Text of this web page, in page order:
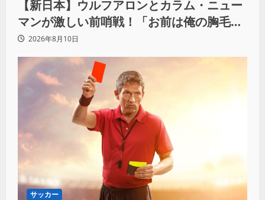
【新日本】ウルフアロンとカラム・ニュー
マンが激しい前哨戦！「お前は俺の胸毛に
カラム(絡む)小バエと一緒だ」
2026年8月10日
サッカー